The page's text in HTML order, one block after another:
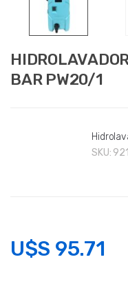
BAR PW20/1
SKU: 921
U$S 95.71